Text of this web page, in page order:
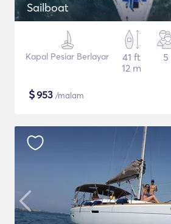
Sailboat
Kapal Pesiar Berlayar
41 ft
12 m
5
$953 /malam